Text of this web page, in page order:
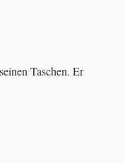
Taschen. Er